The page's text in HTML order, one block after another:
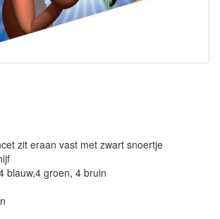
zit eraan vast met zwart snoertje
blauw,4 groen, 4 bruin